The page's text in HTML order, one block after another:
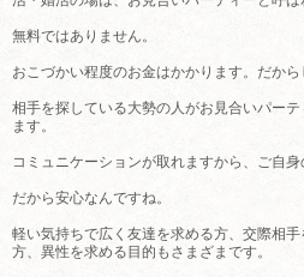
無料ではありません。
おこづかい程度のお金はかかります。だから
相手を探している大勢の人がお見合いパー
ます。
コミュニケーションが取れますから、ご自身
だから安心なんですね。
軽い気持ちで広く友達を求める方、交際相
方、異性を求める目的もさまざまです。